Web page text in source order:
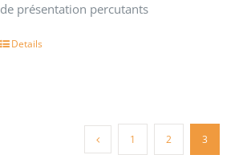
de présentation percutants
Details
1 2 3